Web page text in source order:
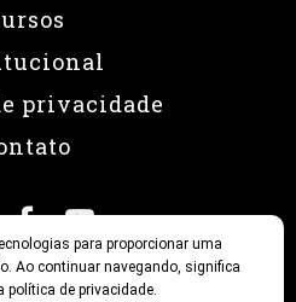
privacidade
para proporcionar uma
Ao continuar navegando, significa
política de privacidade.